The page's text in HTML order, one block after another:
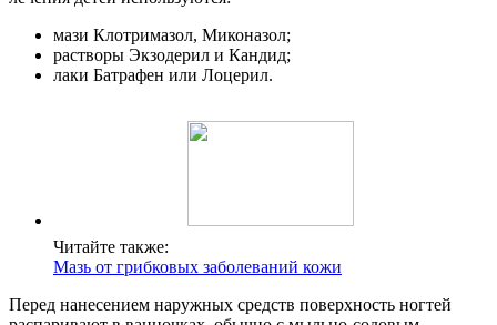
мази Клотримазол, Миконазол;
растворы Экзодерил и Кандид;
лаки Батрафен или Лоцерил.
Читайте также:
Мазь от грибковых заболеваний кожи
Перед нанесением наружных средств поверхность ногтей